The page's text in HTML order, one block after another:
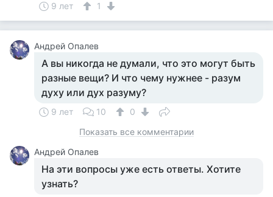
9 лет 1
Андрей Опалев
А вы никогда не думали, что это могут быть
разные вещи? И что чему нужнее - разум
духу или дух разуму?
9 лет 10
0
Показать все комментарии
Андрей Опалев
На эти вопросы уже есть ответы. Хотите
узнать?